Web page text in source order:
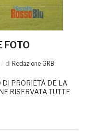
di Redazione GRB
PRORIETÀ DE LA
RISERVATA TUTTE